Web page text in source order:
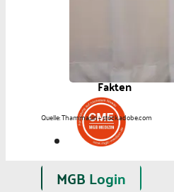
Zahlen | Daten |
Fakten
MGB Login
Quelle: Thammasiri – stock.adobe.com